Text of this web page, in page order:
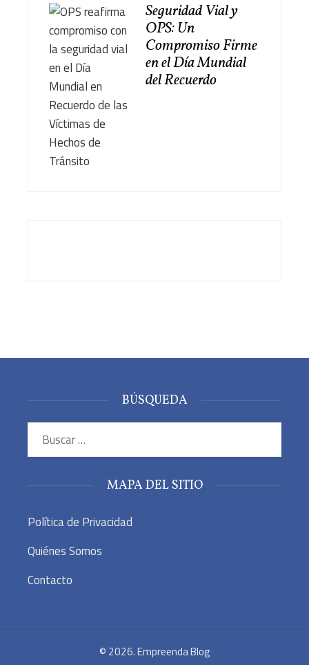
Seguridad Vial y
OPS: Un
Compromiso Firme
en el Día Mundial
del Recuerdo
BÚSQUEDA
MAPA DEL SITIO
Política de Privacidad
Quiénes Somos
Contacto
© 2026. Empreenda Blog